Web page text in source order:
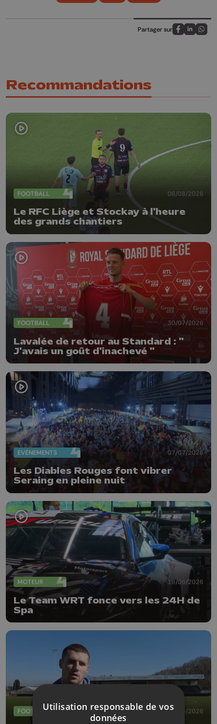
Partager sur
Partagez sur
Partagez
Recommandations
FOOTBALL 06/08/2026
Le RFC Liège et Stockay à l'heure
des grands chantiers
FOOTBALL 30/07/2026
Lavalée de retour au Standard : "
J'avais un goût d'inachevé "
EVÈNEMENTS 07/07/2026
Les Diables Rouges font vibrer
Seraing en pleine nuit
MOTEUR 19/06/2026
Le Team WRT fonce vers les 24H de
Spa
FOOTBALL 16/06/2026
Utilisation responsable de vos
données